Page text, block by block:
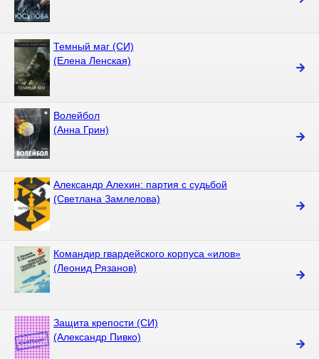
Темный маг (СИ)
(Елена Ленская)
Волейбол
(Анна Грин)
Александр Алехин: партия с судьбой
(Светлана Замлелова)
Командир гвардейского корпуса «илов»
(Леонид Рязанов)
Защита крепости (СИ)
(Александр Пивко)